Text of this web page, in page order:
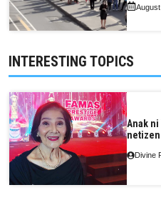
INTERESTING TOPICS
Anak ni
Divine